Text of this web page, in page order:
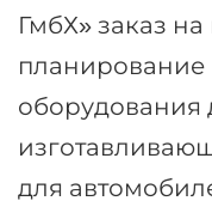
ГмбХ» заказ
планирование
оборудования
для